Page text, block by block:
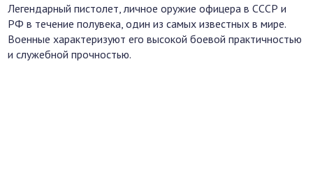
Легендарный пистолет, личное оружие офицера в СССР и
РФ в течение полувека, один из самых известных в мире.
Военные характеризуют его высокой боевой практичностью
и служебной прочностью.